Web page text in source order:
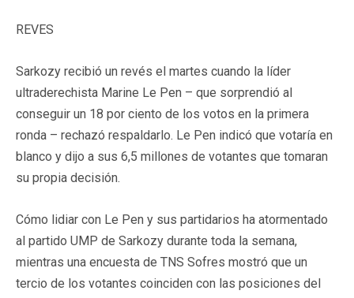
REVES
Sarkozy recibió un revés el martes cuando la líder
ultraderechista Marine Le Pen – que sorprendió al
conseguir un 18 por ciento de los votos en la primera
ronda – rechazó respaldarlo. Le Pen indicó que votaría en
blanco y dijo a sus 6,5 millones de votantes que tomaran
su propia decisión.
Cómo lidiar con Le Pen y sus partidarios ha atormentado
al partido UMP de Sarkozy durante toda la semana,
mientras una encuesta de TNS Sofres mostró que un
tercio de los votantes coinciden con las posiciones del